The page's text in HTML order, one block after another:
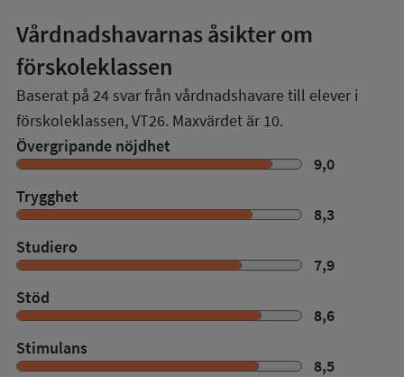
Vårdnadshavarnas åsikter om
förskoleklassen
Baserat på 24 svar från vårdnadshavare till elever i
förskoleklassen,VT26. Maxvärdet är 10.
Övergripande nöjdhet
9,0
Trygghet
8,3
Studiero
7,9
Stöd
8,6
Stimulans
8,5